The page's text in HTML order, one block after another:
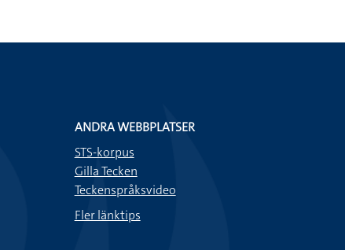
ANDRA WEBBPLATSER
STS-korpus
Gilla Tecken
Teckenspråksvideo
Fler länktips